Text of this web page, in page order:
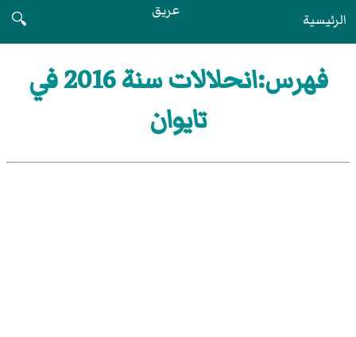
الرئيسية عريق
🔍
فهرس:انحلالات سنة 2016 في
تايوان